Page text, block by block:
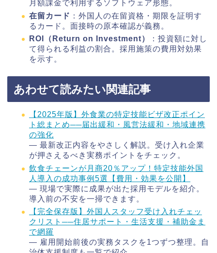
月額課金で利用するソフトウェア形態。
在留カード ：外国人の在留資格・期限を証明す
るカード。面接時の原本確認が義務。
ROI（Return on Investment）
：投資額に対し
て得られる利益の割合。採用施策の費用対効果
を示す。
あわせて読みたい関連記事
【2025年版】外食業の特定技能ビザ改正ポイン
ト総まとめ──届出緩和・風営法緩和・地域連携
の強化
― 最新改正内容をやさしく解説。受け入れ企業
が押さえるべき実務ポイントをチェック。
飲食チェーンが月商20％アップ！特定技能外国
人導入の成功事例5選【費用・効果を公開】
― 現場で実際に成果が出た採用モデルを紹介。
導入前の不安を一掃できます。
【完全保存版】外国人スタッフ受け入れチェッ
クリスト──住居サポート・生活支援・補助金ま
で網羅
― 雇用開始前後の実務タスクを1つずつ整理。自